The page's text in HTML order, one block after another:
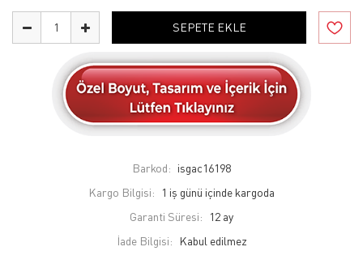
SEPETE EKLE
Barkod: isgac16198
Kargo Bilgisi:
1 iş günü içinde kargoda
Garanti Süresi:
12 ay
İade Bilgisi: